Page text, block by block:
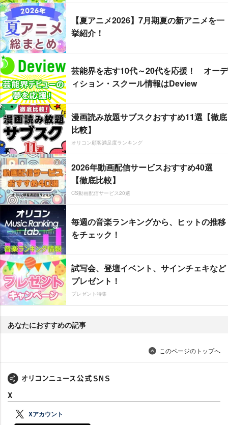
【夏アニメ2026】7月期夏の新アニメを一
挙紹介！
芸能界を志す10代～20代を応援！ オーデ
ィション・スクール情報はDeview
漫画読み放題サブスクおすすめ11選【徹底
比較】
オリコン顧客満足度ランキング
2026年動画配信サービスおすすめ40選
【徹底比較】
CS動画配信サービス20選
毎週の音楽ランキングから、ヒットの推移
をチェック！
試写会、登壇イベント、サインチェキなど
プレゼント！
プレゼント特集
あなたにおすすめの記事
このページのトップへ
X
Xアカウント